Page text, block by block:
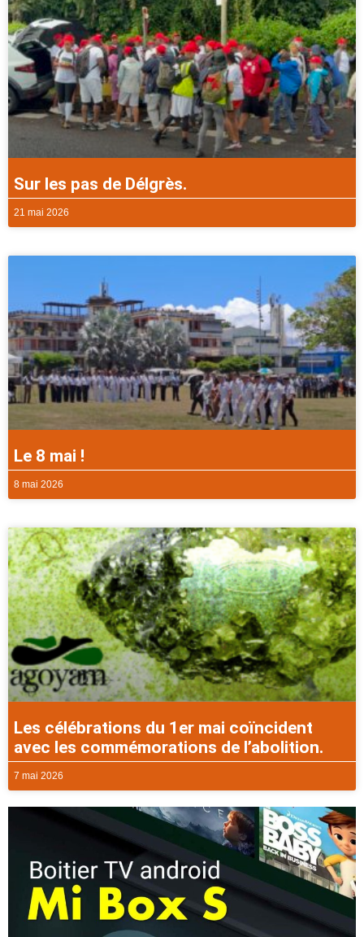
Sur les pas de Délgrès.
21 mai 2026
Le 8 mai !
8 mai 2026
Les célébrations du 1er mai coïncident
avec les commémorations de l’abolition.
7 mai 2026